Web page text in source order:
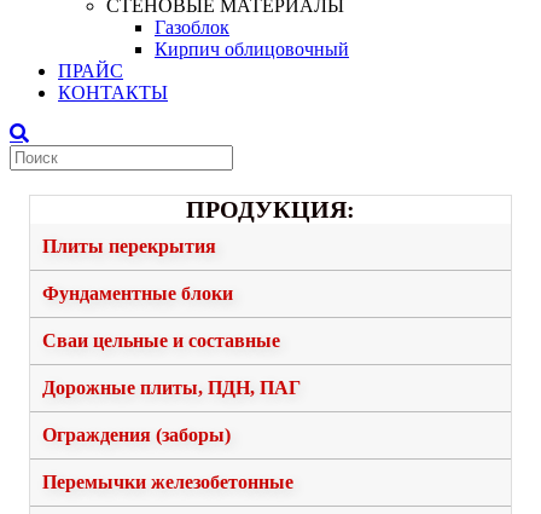
СТЕНОВЫЕ МАТЕРИАЛЫ
Газоблок
Кирпич облицовочный
ПРАЙС
КОНТАКТЫ
ПРОДУКЦИЯ:
Плиты перекрытия
Фундаментные блоки
Сваи цельные и составные
Дорожные плиты, ПДН, ПАГ
Ограждения (заборы)
Перемычки железобетонные